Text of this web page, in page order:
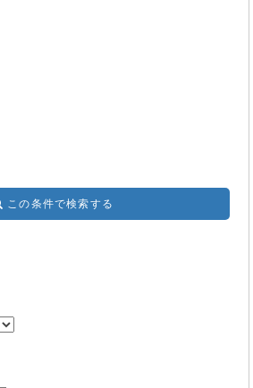
この条件で検索する